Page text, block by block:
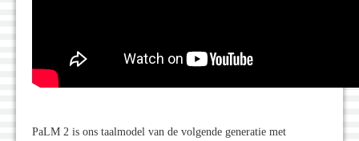
PaLM 2 is ons taalmodel van de volgende generatie met